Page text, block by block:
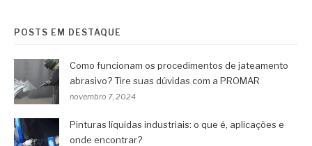
POSTS EM DESTAQUE
Como funcionam os procedimentos de jateamento
abrasivo? Tire suas dúvidas com a PROMAR
novembro 7, 2024
Pinturas líquidas industriais: o que é, aplicações e
onde encontrar?